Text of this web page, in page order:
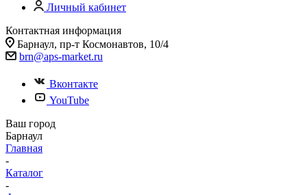
Личный кабинет
Контактная информация
Барнаул, пр-т Космонавтов, 10/4
brn@aps-market.ru
Вконтакте
YouTube
Ваш город
Барнаул
Главная
-
Каталог
-